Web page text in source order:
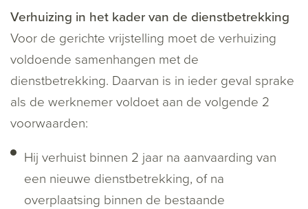
Verhuizing in het kader van de dienstbetrekking
Voor de gerichte vrijstelling moet de verhuizing
voldoende samenhangen met de
dienstbetrekking. Daarvan is in ieder geval sprake
als de werknemer voldoet aan de volgende 2
voorwaarden:
Hij verhuist binnen 2 jaar na aanvaarding van
een nieuwe dienstbetrekking, of na
overplaatsing binnen de bestaande